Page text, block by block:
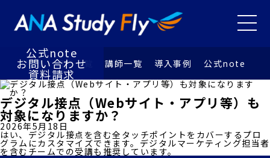
特徴 研修⼀覧 講師⼀覧 導⼊事例 公式note
講師⼀覧
導⼊事例
公式note
お問い合わせ
資料請求
デジタル接点（Webサイト・アプリ等）も
対象になりますか？
2026年5月18日
はい、デジタル接点を含む全タッチポイントをカバーするプロ
グラムにカスタマイズできます。デジタルマーケティング担当者
を含むチームでの受講も推奨しています。